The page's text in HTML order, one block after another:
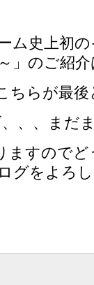
ム史上初
」のご紹
ちらが最
、、まだ
ますので
グをよろ